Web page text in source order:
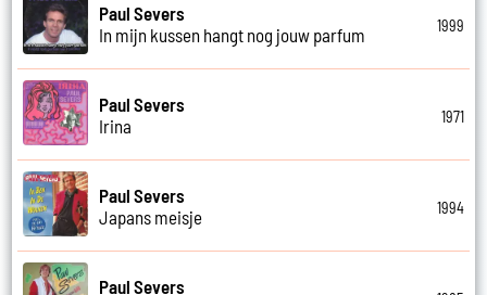
Paul Severs
In mijn kussen hangt nog jouw parfum
1999
Paul Severs
Irina
1971
Paul Severs
Japans meisje
1994
Paul Severs